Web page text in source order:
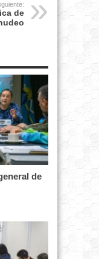
de
de